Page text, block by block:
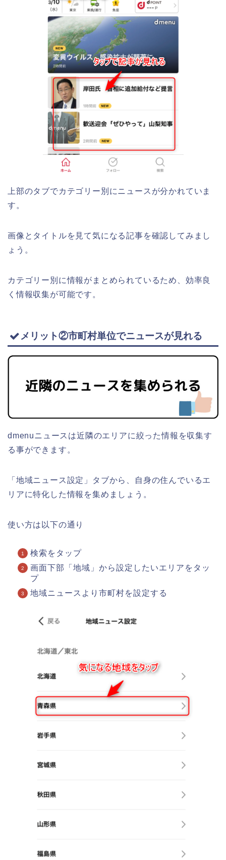
上部のタブでカテゴリー別にニュースが分かれていま
す。
画像とタイトルを見て気になる記事を確認してみまし
ょう。
カテゴリー別に情報がまとめられているため、効率良
く情報収集が可能です。
メリット②市町村単位でニュースが見れる
dmenuニュースは近隣のエリアに絞った情報を収集す
る事ができます。
「地域ニュース設定」タブから、自身の住んでいるエ
リアに特化した情報を集めましょう。
使い方は以下の通り
検索をタップ
画面下部「地域」から設定したいエリアをタッ
プ
地域ニュースより市町村を設定する